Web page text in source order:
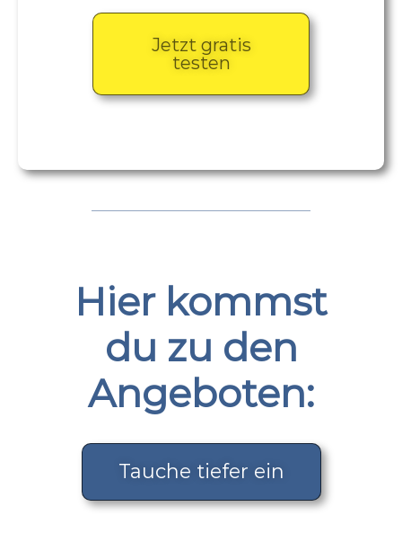
Jetzt gratis
testen
Hier kommst
du zu den
Angeboten:
Tauche tiefer ein